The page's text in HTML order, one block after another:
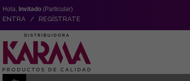
Hola, Invitado (Particular)
ENTRA / REGÍSTRATE